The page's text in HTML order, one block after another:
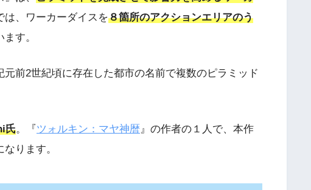
は、ワーカーダイスを８箇所のアクションエリアのう
す。
前2世紀頃に存在した都市の名前で複数のピラミッド
氏。『ツォルキン：マヤ神暦 』の作者の１人で、本作
ります。